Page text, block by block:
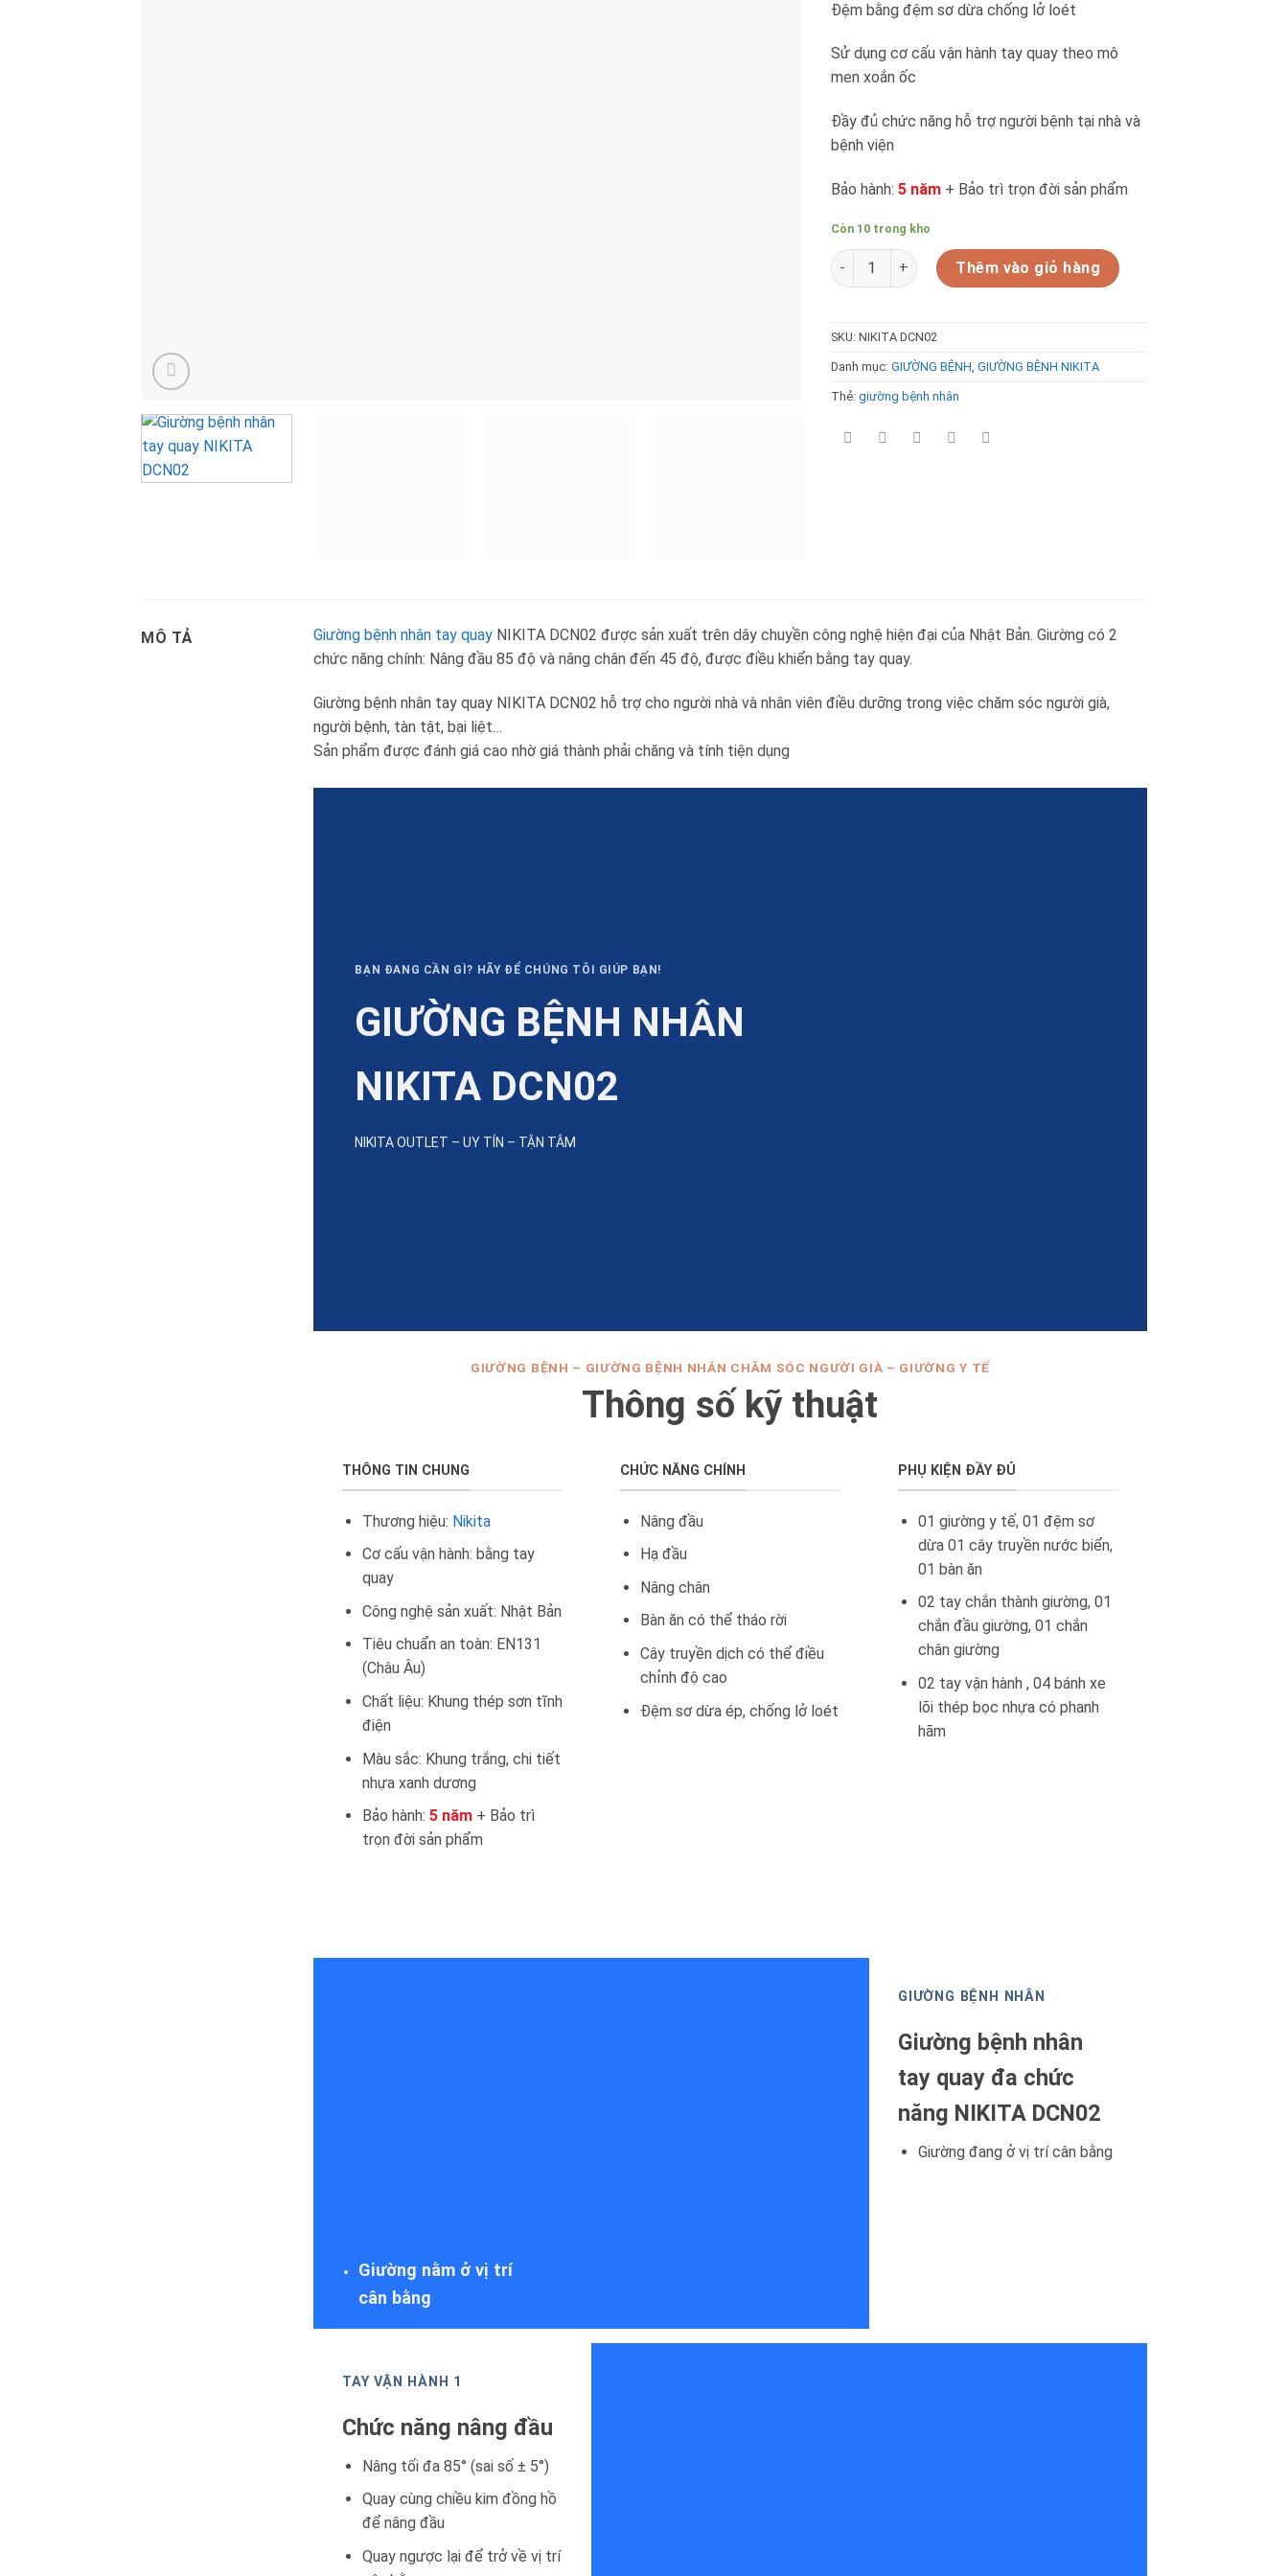
Đệm bằng đệm sơ dừa chống lở loét
Sử dụng cơ cấu vận hành tay quay theo mô
men xoắn ốc
Đầy đủ chức năng hỗ trợ người bệnh tại nhà và
bệnh viện
Bảo hành: 5 năm + Bảo trì trọn đời sản phẩm
Còn 10 trong kho
Giường bệnh nhân tay quay NIKITA DCN02 số lượng
Thêm vào giỏ hàng
SKU: NIKITA DCN02
Danh mục: GIƯỜNG BỆNH, GIƯỜNG BỆNH NIKITA
Thẻ: giường bệnh nhân
MÔ TẢ Giường bệnh nhân tay quay NIKITA DCN02 được sản xuất trên dây chuyền công nghệ hiện đại của Nhật Bản. Giường có 2
chức năng chính: Nâng đầu 85 độ và nâng chân đến 45 độ, được điều khiển bằng tay quay.
Giường bệnh nhân tay quay NIKITA DCN02 hỗ trợ cho người nhà và nhân viên điều dưỡng trong việc chăm sóc người già,
người bệnh, tàn tật, bại liệt…
Sản phẩm được đánh giá cao nhờ giá thành phải chăng và tính tiện dụng
BẠN ĐANG CẦN GÌ? HÃY ĐỂ CHÚNG TÔI GIÚP BẠN!
GIƯỜNG BỆNH NHÂN
NIKITA DCN02
NIKITA OUTLET – UY TÍN – TẬN TÂM
GIƯỜNG BỆNH – GIƯỜNG BỆNH NHÂN CHĂM SÓC NGƯỜI GIÀ – GIƯỜNG Y TẾ
Thông số kỹ thuật
THÔNG TIN CHUNG
Thương hiệu: Nikita
Cơ cấu vận hành: bằng tay
quay
Công nghệ sản xuất: Nhật Bản
Tiêu chuẩn an toàn: EN131
(Châu Âu)
Chất liệu: Khung thép sơn tĩnh
điện
Màu sắc: Khung trắng, chi tiết
nhựa xanh dương
Bảo hành: 5 năm+ Bảo trì
trọn đời sản phẩm
CHỨC NĂNG CHÍNH
Nâng đầu
Hạ đầu
Nâng chân
Bàn ăn có thể tháo rời
Cây truyền dịch có thể điều
chỉnh độ cao
Đệm sơ dừa ép, chống lở loét
PHỤ KIỆN ĐẦY ĐỦ
01 giường y tế, 01 đệm sơ
dừa 01 cây truyền nước biển,
01 bàn ăn
02 tay chắn thành giường, 01
chắn đầu giường, 01 chắn
chân giường
02 tay vận hành , 04 bánh xe
lõi thép bọc nhựa có phanh
hãm
Giường nằm ở vị trí
cân bằng
GIƯỜNG BỆNH NHÂN
Giường bệnh nhân
tay quay đa chức
năng NIKITA DCN02
Giường đang ở vị trí cân bằng
TAY VẬN HÀNH 1
Chức năng nâng đầu
Nâng tối đa 85° (sai số ± 5°)
Quay cùng chiều kim đồng hồ
để nâng đầu
Quay ngược lại để trở về vị trí